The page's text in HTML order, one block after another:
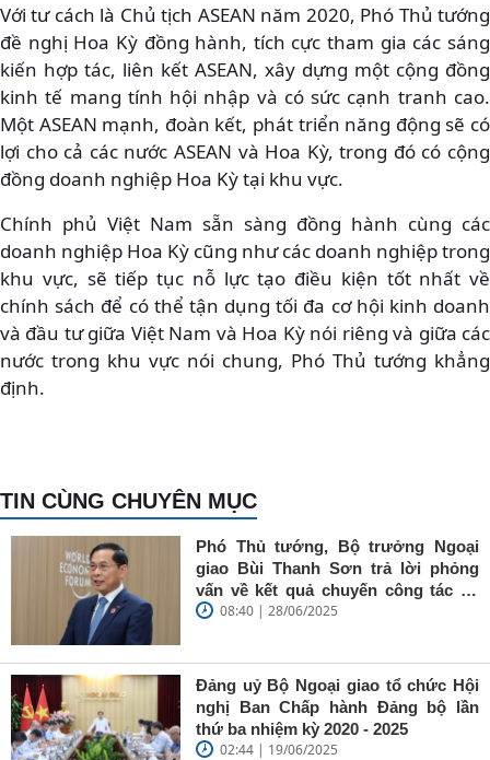
Với tư cách là Chủ tịch ASEAN năm 2020, Phó Thủ tướng
đề nghị Hoa Kỳ đồng hành, tích cực tham gia các sáng
kiến hợp tác, liên kết ASEAN, xây dựng một cộng đồng
kinh tế mang tính hội nhập và có sức cạnh tranh cao.
Một ASEAN mạnh, đoàn kết, phát triển năng động sẽ có
lợi cho cả các nước ASEAN và Hoa Kỳ, trong đó có cộng
đồng doanh nghiệp Hoa Kỳ tại khu vực.
Chính phủ Việt Nam sẵn sàng đồng hành cùng các
doanh nghiệp Hoa Kỳ cũng như các doanh nghiệp trong
khu vực, sẽ tiếp tục nỗ lực tạo điều kiện tốt nhất về
chính sách để có thể tận dụng tối đa cơ hội kinh doanh
và đầu tư giữa Việt Nam và Hoa Kỳ nói riêng và giữa các
nước trong khu vực nói chung, Phó Thủ tướng khẳng
định.
TIN CÙNG CHUYÊN MỤC
Phó Thủ tướng, Bộ trưởng Ngoại
giao Bùi Thanh Sơn trả lời phỏng
vấn về kết quả chuyến công tác tại
Trung Quốc của Thủ tướng Chính
08:40 | 28/06/2025
Đảng uỷ Bộ Ngoại giao tổ chức Hội
nghị Ban Chấp hành Đảng bộ lần
thứ ba nhiệm kỳ 2020 - 2025
02:44 | 19/06/2025